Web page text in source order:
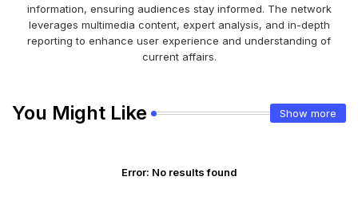
information, ensuring audiences stay informed. The network
leverages multimedia content, expert analysis, and in-depth
reporting to enhance user experience and understanding of
current affairs.
You Might Like Show more
Error: No results found